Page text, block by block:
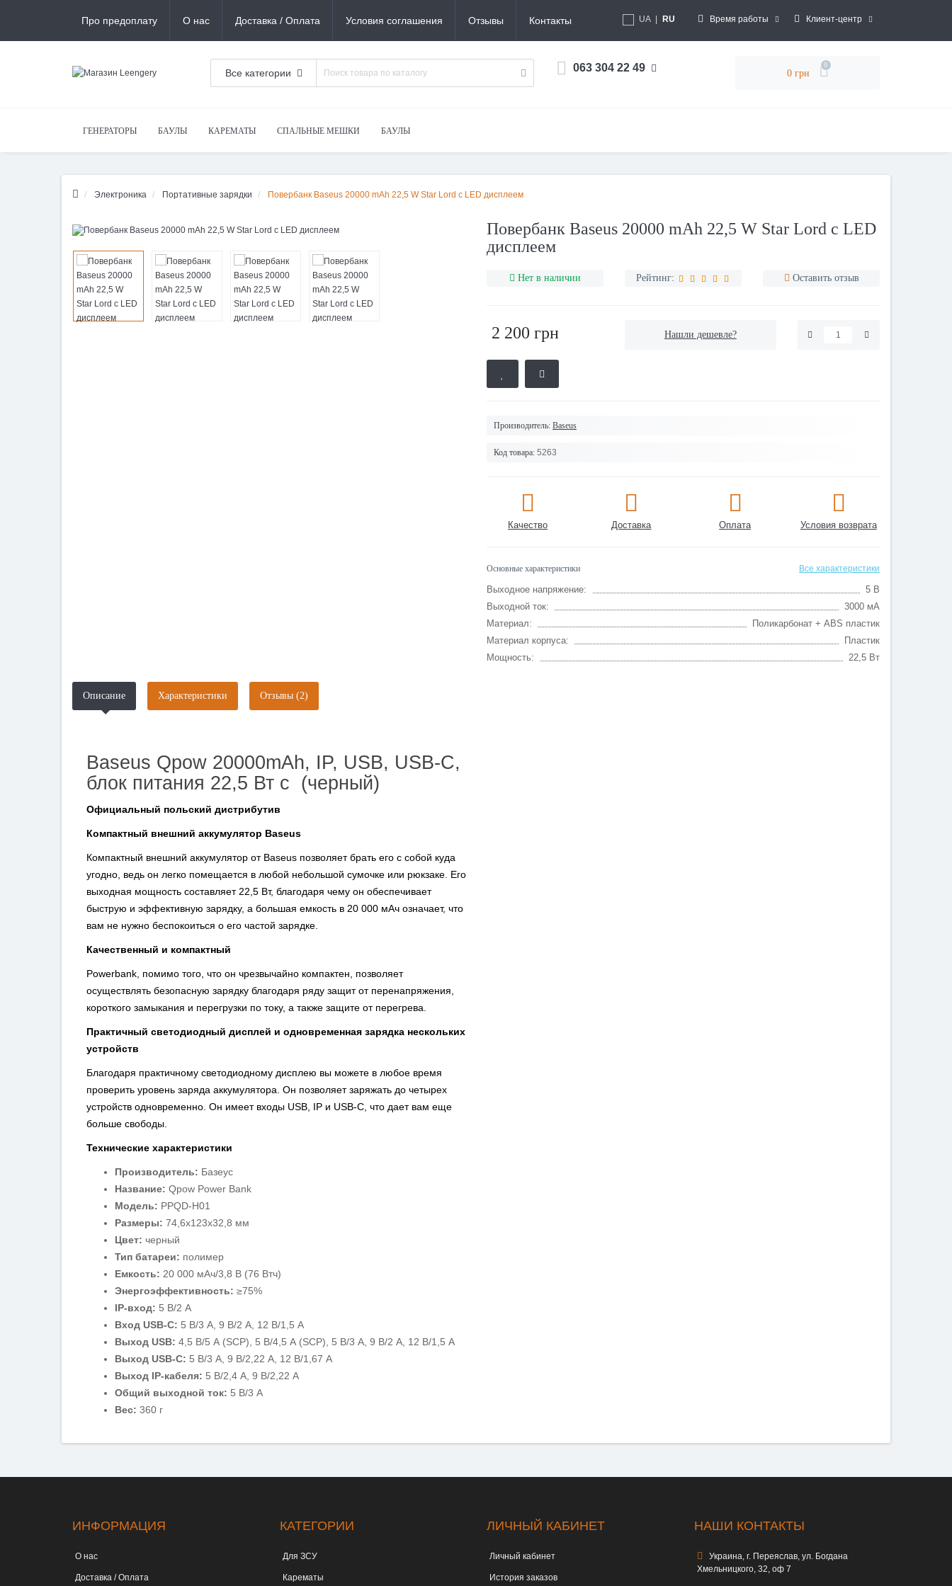
Про предоплату О нас Доставка / Оплата Условия соглашения Отзывы Контакты UA RU Время работы Клиент-центр
Все категории 063 304 22 49 0 грн
0
ГЕНЕРАТОРЫ БАУЛЫ КАРЕМАТЫ СПАЛЬНЫЕ МЕШКИ БАУЛЫ
Электроника Портативные зарядки Повербанк Baseus 20000 mAh 22,5 W Star Lord с LED дисплеем
Повербанк Baseus 20000 mAh 22,5 W Star Lord с LED
дисплеем
Нет в наличии Рейтинг: Оставить отзыв
2 200 грн Нашли дешевле?
Производитель: Baseus
Код товара: 5263
Качество Доставка Оплата Условия возврата
Основные характеристики Все характеристики
Выходное напряжение:
5 В
Выходной ток:
3000 мА
Материал:
Поликарбонат + ABS пластик
Материал корпуса:
Пластик
Мощность:
22,5 Вт
Описание Характеристики Отзывы (2)
Baseus Qpow 20000mAh, IP, USB, USB-C,
блок питания 22,5 Вт с (черный)
Официальный польский дистрибутив
Компактный внешний аккумулятор Baseus
Компактный внешний аккумулятор от Baseus позволяет брать его с собой куда
угодно, ведь он легко помещается в любой небольшой сумочке или рюкзаке. Его
выходная мощность составляет 22,5 Вт, благодаря чему он обеспечивает
быструю и эффективную зарядку, а большая емкость в 20 000 мАч означает, что
вам не нужно беспокоиться о его частой зарядке.
Качественный и компактный
Powerbank, помимо того, что он чрезвычайно компактен, позволяет
осуществлять безопасную зарядку благодаря ряду защит от перенапряжения,
короткого замыкания и перегрузки по току, а также защите от перегрева.
Практичный светодиодный дисплей и одновременная зарядка нескольких
устройств
Благодаря практичному светодиодному дисплею вы можете в любое время
проверить уровень заряда аккумулятора. Он позволяет заряжать до четырех
устройств одновременно. Он имеет входы USB, IP и USB-C, что дает вам еще
больше свободы.
Технические характеристики
Производитель: Базеус
Название: Qpow Power Bank
Модель: PPQD-H01
Размеры: 74,6x123x32,8 мм
Цвет: черный
Тип батареи: полимер
Емкость: 20 000 мАч/3,8 В (76 Втч)
Энергоэффективность: ≥75%
IP-вход: 5 В/2 А
Вход USB-C: 5 В/3 А, 9 В/2 А, 12 В/1,5 А
Выход USB: 4,5 В/5 А (SCP), 5 В/4,5 А (SCP), 5 В/3 А, 9 В/2 А, 12 В/1,5 А
Выход USB-C: 5 В/3 А, 9 В/2,22 А, 12 В/1,67 А
Выход IP-кабеля: 5 В/2,4 А, 9 В/2,22 А
Общий выходной ток: 5 В/3 А
Вес: 360 г
ИНФОРМАЦИЯ
О нас
Доставка / Оплата
КАТЕГОРИИ
Для ЗСУ
Карематы
ЛИЧНЫЙ КАБИНЕТ
Личный кабинет
История заказов
НАШИ КОНТАКТЫ
Украина, г. Переяслав, ул. Богдана
Хмельницкого, 32, оф 7